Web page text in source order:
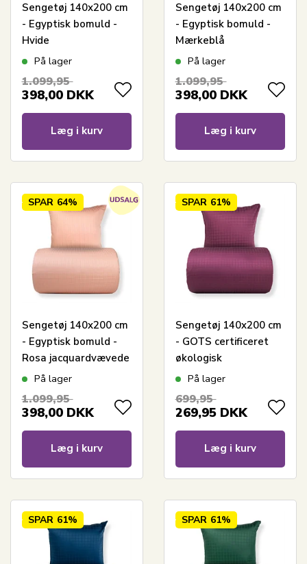
Sengetøj 140x200 cm
- Egyptisk bomuld -
Hvide
jacquardvævede
På lager
1.099,95
398,00 DKK
Læg i kurv
Sengetøj 140x200 cm
- Egyptisk bomuld -
Mærkeblå
jacquardvævede
På lager
1.099,95
398,00 DKK
Læg i kurv
SPAR 64%
Sengetøj 140x200 cm
- Egyptisk bomuld -
Rosa jacquardvævede
striber
På lager
1.099,95
398,00 DKK
Læg i kurv
SPAR 61%
Sengetøj 140x200 cm
- GOTS certificeret
økologisk
bomuldssatin -
jacquardvævede tern
På lager
699,95
269,95 DKK
Læg i kurv
SPAR 61% SPAR 61%